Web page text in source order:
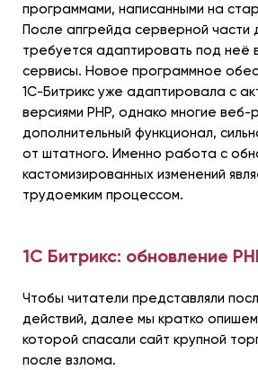
программами, написанными на
После апгрейда серверной части
требуется адаптировать под неё
сервисы. Новое программное
1С-Битрикс уже адаптировала с
версиями PHP, однако многие
дополнительный функционал,
от штатного. Именно работа с
кастомизированных изменений
трудоемким процессом.
1С Битрикс: обновление
Чтобы читатели представляли
действий, далее мы кратко
которой спасали сайт крупной
после взлома.